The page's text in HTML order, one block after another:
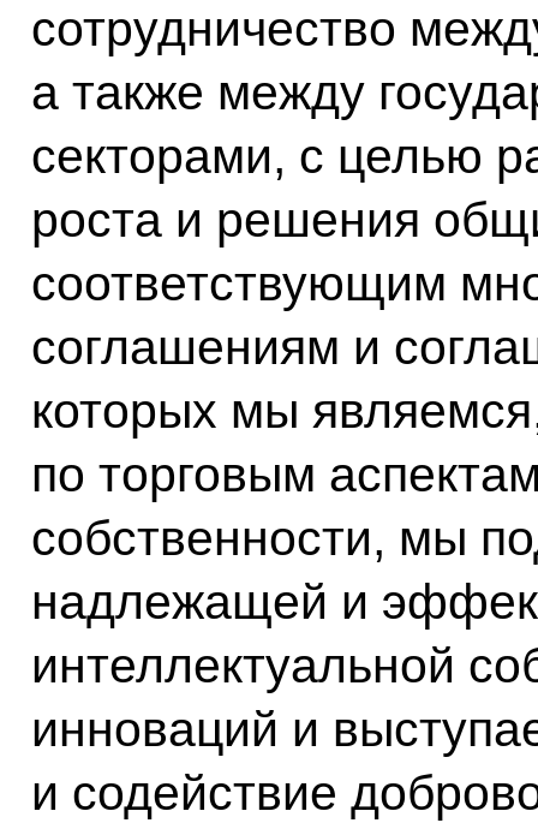
сотрудничество
а также между
секторами, с целью
роста и решения
соответствующим
соглашениям и
которых мы
по торговым
собственности, мы
надлежащей и
интеллектуальной
инноваций и
и содействие